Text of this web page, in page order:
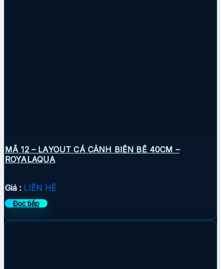
MÃ 12 – LAYOUT CÁ CẢNH BIỂN BỂ 40CM –
ROYALAQUA
Giá : LIÊN HỆ
Đọc tiếp